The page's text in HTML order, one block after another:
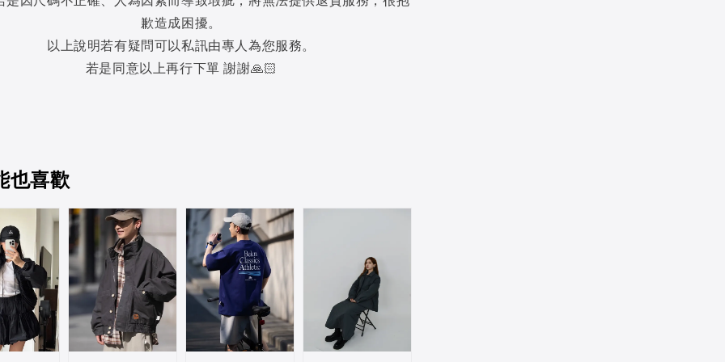
歉造成困擾。
以上說明若有疑問可以私訊由專人為您服務。
若是同意以上再行下單 謝謝🙏🏻
也喜歡